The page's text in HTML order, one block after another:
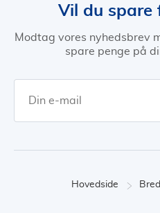
Vil du spare
Modtag vores nyhedsbrev
spare penge på
Hovedside